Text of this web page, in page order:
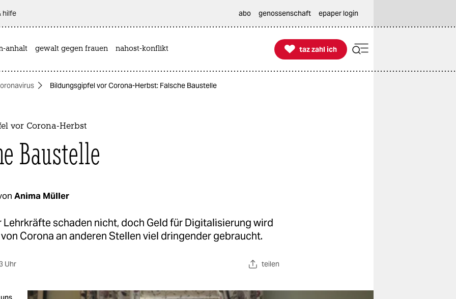
hilfe abo genossenschaft epaper login
anhalt gewalt gegen frauen nahost-konflikt 
taz zahl ich
taz zahl ich
Bildungsgipfel vor Corona-Herbst: Falsche Baustelle
vor Corona-Herbst
Baustelle
Anima Müller
schaden nicht, doch Geld für Digitalisierung wird
Corona an anderen Stellen viel dringender gebraucht.
Uhr teilen